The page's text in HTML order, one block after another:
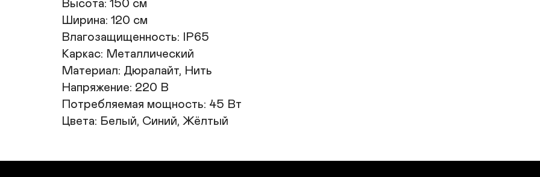
Высота: 150 см
Ширина: 120 см
Влагозащищенность: IP65
Каркас: Металлический
Материал: Дюралайт, Нить
Напряжение: 220 В
Потребляемая мощность: 45 Вт
Цвета: Белый, Синий, Жёлтый